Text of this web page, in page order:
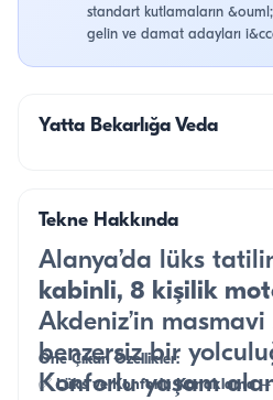
standart kutlamaların
gelin ve damat adayları
Yatta Bekarlığa Veda
Tekne Hakkında
Alanya’da lüks
kabinli, 8 kişilik
Akdeniz’in masmavi
benzersiz bir
Konforlu yaşam
Öne Çıkan Özellikler:
✅Lüks ve Konforlu Konaklama–